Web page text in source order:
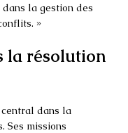
la gestion des
»
la résolution
dans la
Ses missions